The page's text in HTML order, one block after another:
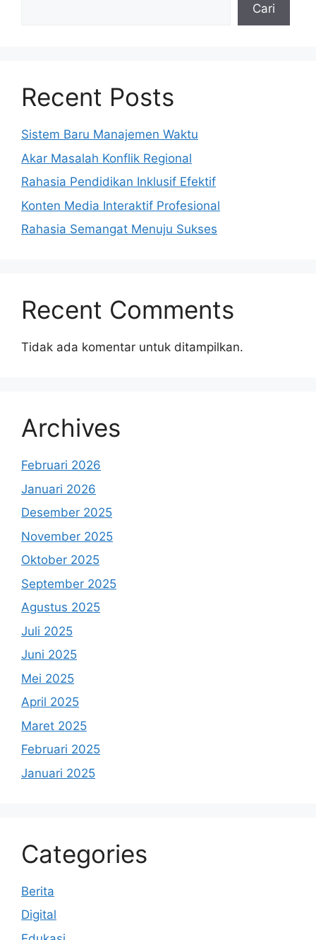
Cari
Recent Posts
Sistem Baru Manajemen Waktu
Akar Masalah Konflik Regional
Rahasia Pendidikan Inklusif Efektif
Konten Media Interaktif Profesional
Rahasia Semangat Menuju Sukses
Recent Comments
Tidak ada komentar untuk ditampilkan.
Archives
Februari 2026
Januari 2026
Desember 2025
November 2025
Oktober 2025
September 2025
Agustus 2025
Juli 2025
Juni 2025
Mei 2025
April 2025
Maret 2025
Februari 2025
Januari 2025
Categories
Berita
Digital